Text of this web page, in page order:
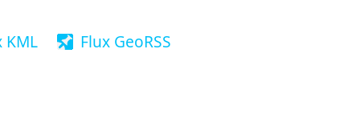
KML Flux GeoRSS